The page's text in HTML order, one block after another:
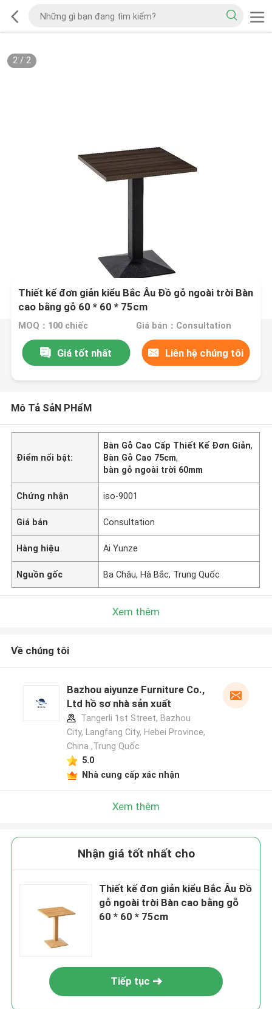
2/ 2
Thiết kế đơn giản kiểu Bắc Âu Đồ gỗ ngoài trời Bàn
cao bằng gỗ 60 * 60 * 75cm
MOQ：100 chiếc Giá bán：Consultation
Giá tốt nhất Liên hệ chúng tôi
Mô Tả SảN PHẩM
Điểm nổi bật:
Bàn Gỗ Cao Cấp Thiết Kế Đơn Giản,
Bàn Gỗ Cao 75cm,
bàn gỗ ngoài trời 60mm
Chứng nhận iso-9001
Giá bán Consultation
Hàng hiệu Ai Yunze
Nguồn gốc Ba Châu, Hà Bắc, Trung Quốc
Xem thêm
Về chúng tôi
Bazhou aiyunze Furniture Co.,
Ltd hồ sơ nhà sản xuất
Tangerli 1st Street, Bazhou
City, Langfang City, Hebei Province,
China ,Trung Quốc
5.0
Nhà cung cấp xác nhận
Xem thêm
Nhận giá tốt nhất cho
Thiết kế đơn giản kiểu Bắc Âu Đồ
gỗ ngoài trời Bàn cao bằng gỗ
60 * 60 * 75cm
Tiếp tục